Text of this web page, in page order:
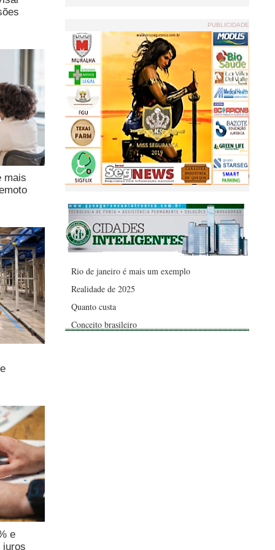
mais
e
juros
PUBLICIDADE
Rio de janeiro é mais um exemplo
Realidade de 2025
Quanto custa
Conceito brasileiro